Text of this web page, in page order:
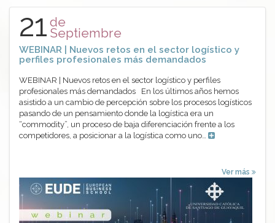
21 de
Septiembre
WEBINAR | Nuevos retos en el sector logístico y
perfiles profesionales más demandados
WEBINAR | Nuevos retos en el sector logístico y perfiles
profesionales más demandados En los últimos años hemos
asistido a un cambio de percepción sobre los procesos logísticos
pasando de un pensamiento donde la logística era un
“commodity”, un proceso de baja diferenciación frente a los
competidores, a posicionar a la logística como uno…
Ver más